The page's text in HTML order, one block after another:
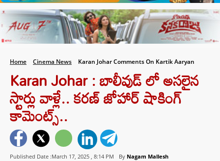
Home Cinema News Karan Johar Comments On Kartik Aaryan
Karan Johar : బాలీవుడ్ లో అసలైన
స్టార్లు వాళ్లే.. కరణ్ జోహార్ షాకింగ్
కామెంట్స్..
Published Date :March 17, 2025 , 8:14 PM By Nagam Mallesh